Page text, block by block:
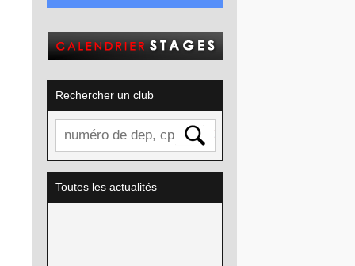
Rechercher un club
Toutes les actualités